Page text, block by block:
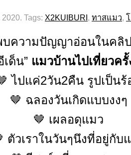
Tags: X2KUIBURI, ทาสแมว,
บความปัญญาอ่อนในคลิ
เด็น” แมวบ้านไปเที่ยวครั้
ไปแค่2วัน2คืน รูปเป็นร้
🤎 ฉลองวันเกิดแบบงงๆ
🤎 เผลอดุแมว
ตัวเราในวันๆนึงที่อยู่กับ